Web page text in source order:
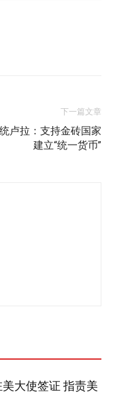
下一篇文章
卢拉：支持金砖国家
建立“统一货币”
大使签证 指责美